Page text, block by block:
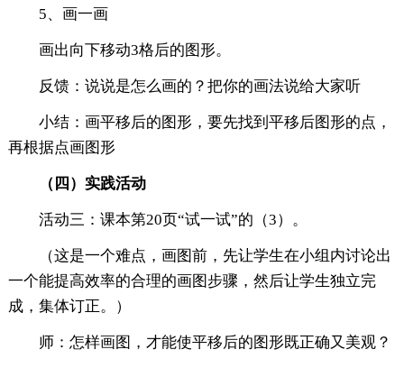
5、画一画
画出向下移动3格后的图形。
反馈：说说是怎么画的？把你的画法说给大家听
小结：画平移后的图形，要先找到平移后图形的点，
再根据点画图形
（ 四 ） 实践活动
活动三：课本第20页“试一试”的（3）。
（这是一个难点，画图前，先让学生在小组内讨论出
一个能提高效率的合理的画图步骤，然后让学生独立完
成，集体订正。）
师：怎样画图，才能使平移后的图形既正确又美观？